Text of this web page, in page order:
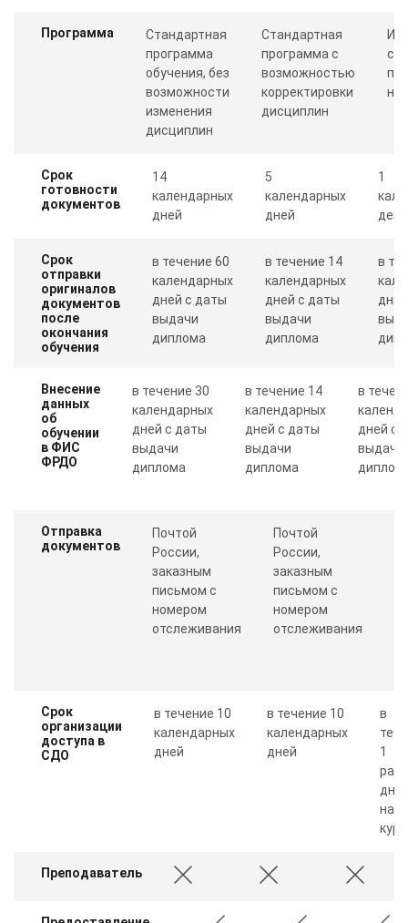
Программа
Стандартная
программа
обучения, без
возможности
изменения
дисциплин
Стандартная
программа с
возможностью
корректировки
дисциплин
Срок
готовности
документов
14
календарных
дней
5
календарных
дней
1
день
Срок
отправки
оригиналов
документов
после
окончания
обучения
в течение 60
календарных
дней с даты
выдачи
диплома
в течение 14
календарных
дней с даты
выдачи
диплома
в
дня
Внесение
данных
об
обучении
в ФИС
ФРДО
в течение 30
календарных
дней с даты
выдачи
диплома
в течение 14
календарных
дней с даты
выдачи
диплома
в
дней с
выдачи
Отправка
документов
Почтой
России,
заказным
письмом с
номером
отслеживания
Почтой
России,
заказным
письмом с
номером
отслеживания
Срок
организации
доступа в
СДО
в течение 10
календарных
дней
в течение 10
календарных
дней
в
1
дня
Преподаватель